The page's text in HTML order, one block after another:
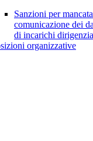
Sanzioni per
comunicazione dei
di incarichi
organizzative